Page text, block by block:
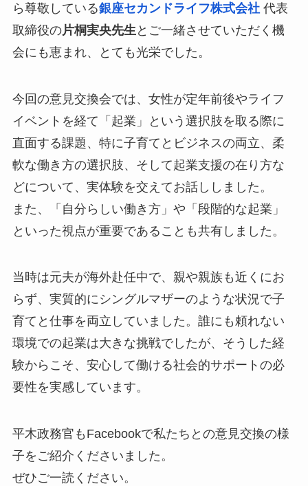
ら尊敬している銀座セカンドライフ株式会社 代表
取締役の片桐実央先生 とご一緒させていただく機
会にも恵まれ、とても光栄でした。
今回の意見交換会では、女性が定年前後やライフ
イベントを経て「起業」という選択肢を取る際に
直面する課題、特に子育てとビジネスの両立、柔
軟な働き方の選択肢、そして起業支援の在り方な
どについて、実体験を交えてお話ししました。
また、「自分らしい働き方」や「段階的な起業」
といった視点が重要であることも共有しました。
当時は元夫が海外赴任中で、親や親族も近くにお
らず、実質的にシングルマザーのような状況で子
育てと仕事を両立していました。誰にも頼れない
環境での起業は大きな挑戦でしたが、そうした経
験からこそ、安心して働ける社会的サポートの必
要性を実感しています。
平木政務官もFacebookで私たちとの意見交換の様
子をご紹介くださいました。
ぜひご一読ください。